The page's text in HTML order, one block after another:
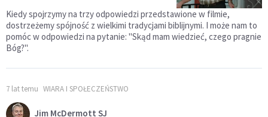
Kiedy spojrzymy na trzy odpowiedzi przedstawione w filmie,
dostrzeżemy spójność z wielkimi tradycjami biblijnymi. I może nam to
pomóc w odpowiedzi na pytanie: "Skąd mam wiedzieć, czego pragnie
Bóg?".
7 lat temu WIARA I SPOŁECZEŃSTWO
Jim McDermott SJ